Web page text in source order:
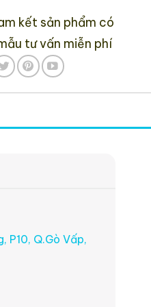
kết sản phẩm có
tư vấn miễn phí
P10, Q.Gò Vấp,